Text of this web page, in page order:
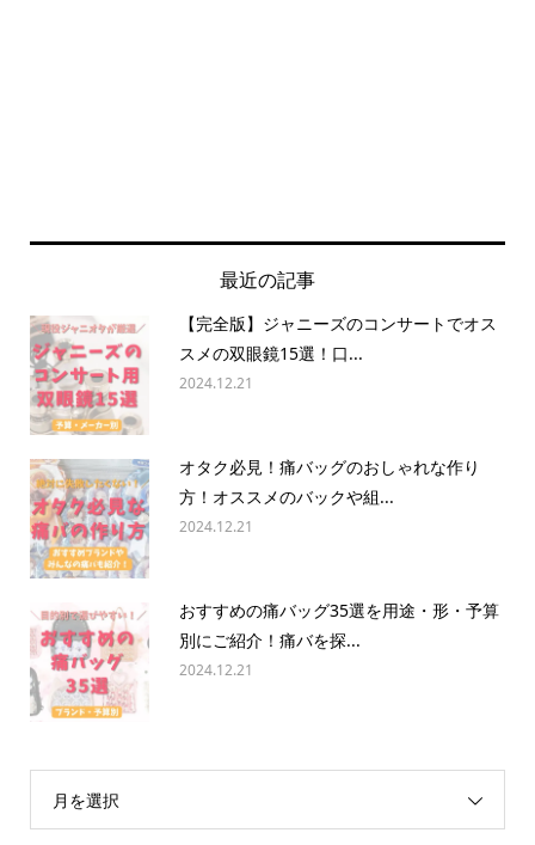
最近の記事
【完全版】ジャニーズのコンサートでオス
スメの双眼鏡15選！口...
2024.12.21
オタク必見！痛バッグのおしゃれな作り
方！オススメのバックや組...
2024.12.21
おすすめの痛バッグ35選を用途・形・予算
別にご紹介！痛バを探...
2024.12.21
月を選択